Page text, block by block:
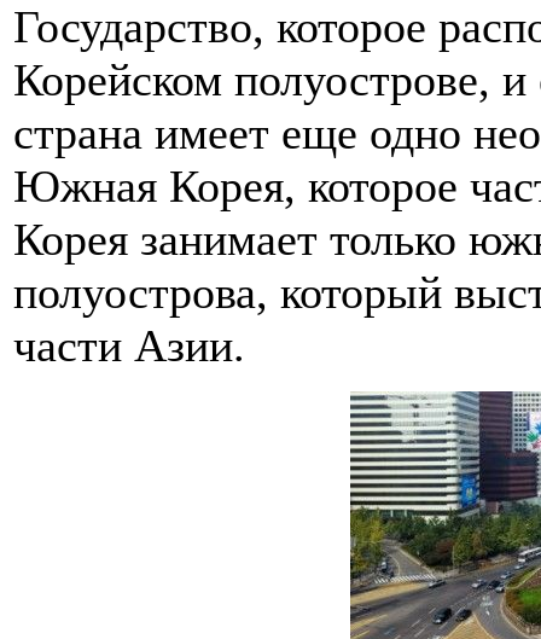
Государство, которое
Корейском полуострове,
страна имеет еще одно
Южная Корея, которое
Корея занимает только
полуострова, который
части Азии.